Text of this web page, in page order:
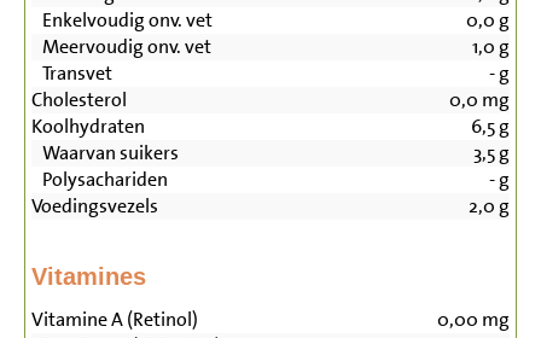
Enkelvoudig onv. vet
0,0 g
Meervoudig onv. vet
1,0 g
Transvet
-g
Cholesterol
0,0 mg
Koolhydraten
6,5g
Waarvan suikers
3,5g
Polysachariden
-g
Voedingsvezels
2,0 g
Vitamines
Vitamine A (Retinol) 0,00 mg